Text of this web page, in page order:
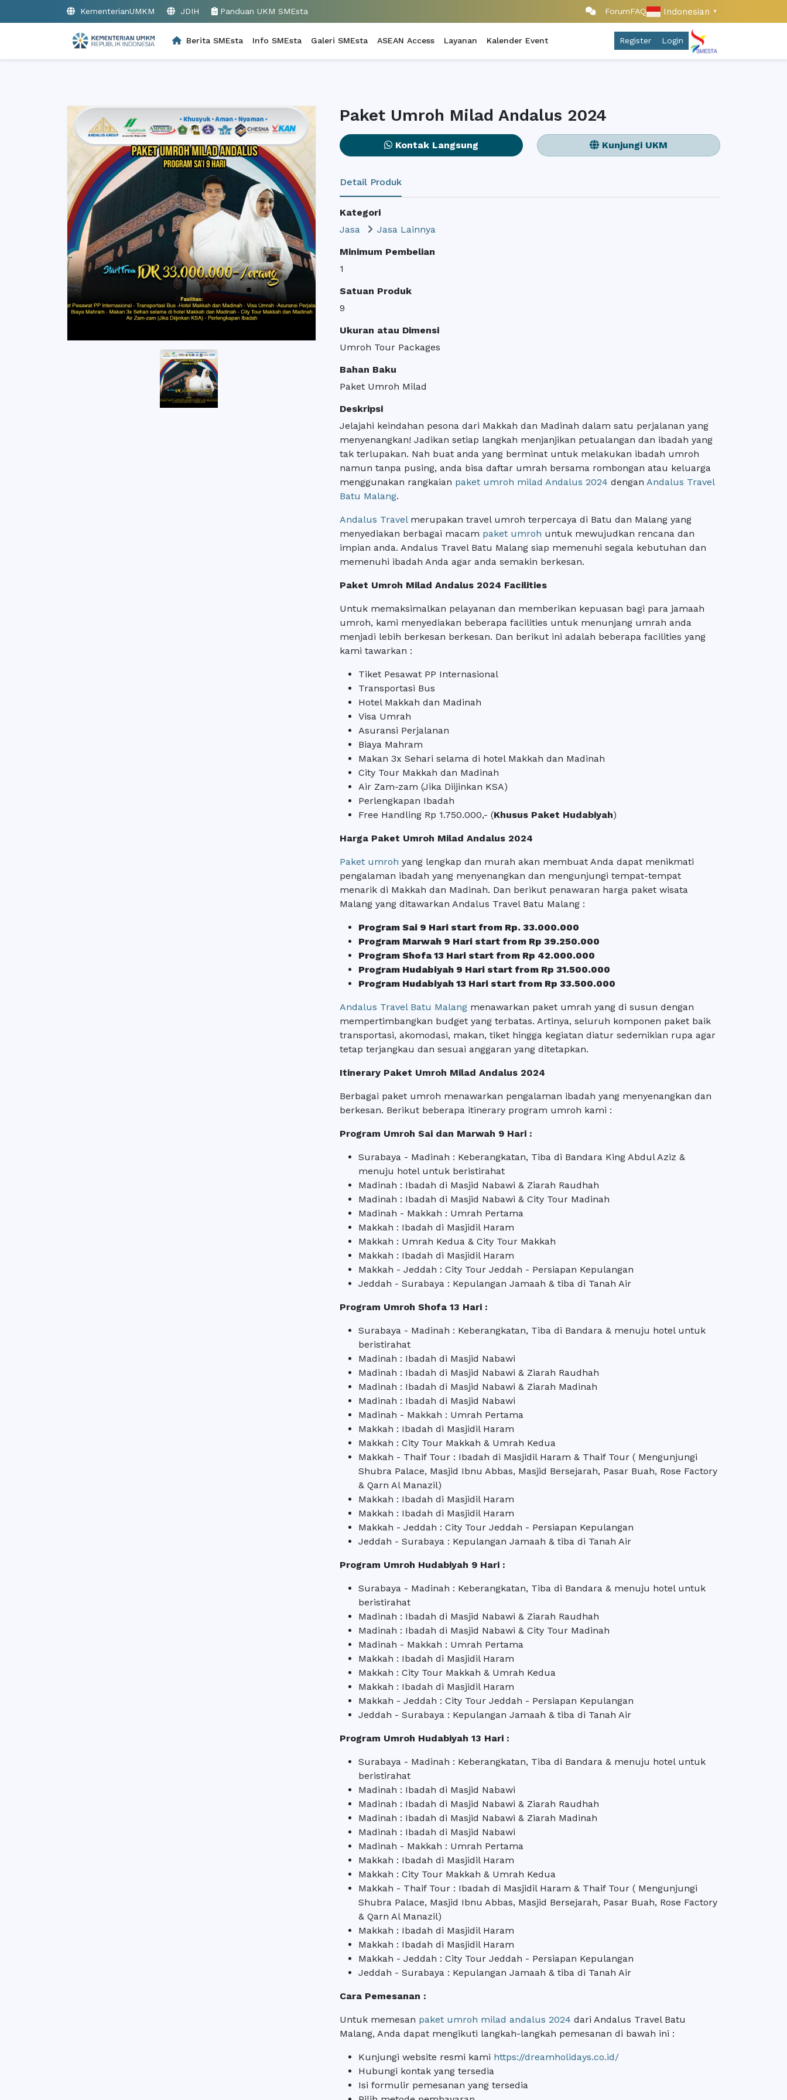
KementerianUMKM JDIH Panduan UKM SMEsta ForumFAQ Indonesian ▼
Berita SMEsta Info SMEsta Galeri SMEsta ASEAN Access Layanan Kalender Event Register Login
Paket Umroh Milad Andalus 2024
Kontak Langsung Kunjungi UKM
Detail Produk
Kategori
Jasa
Jasa Lainnya
Minimum Pembelian
1
Satuan Produk
9
Ukuran atau Dimensi
Umroh Tour Packages
Bahan Baku
Paket Umroh Milad
Deskripsi
Jelajahi keindahan pesona dari Makkah dan Madinah dalam satu perjalanan yang
menyenangkan! Jadikan setiap langkah menjanjikan petualangan dan ibadah yang
tak terlupakan. Nah buat anda yang berminat untuk melakukan ibadah umroh
namun tanpa pusing, anda bisa daftar umrah bersama rombongan atau keluarga
menggunakan rangkaian paket umroh milad Andalus 2024 dengan Andalus Travel
Batu Malang.
Andalus Travelmerupakan travel umroh terpercaya di Batu dan Malang yang
menyediakan berbagai macam paket umroh untuk mewujudkan rencana dan
impian anda. Andalus Travel Batu Malang siap memenuhi segala kebutuhan dan
memenuhi ibadah Anda agar anda semakin berkesan.
Paket Umroh Milad Andalus 2024 Facilities
Untuk memaksimalkan pelayanan dan memberikan kepuasan bagi para jamaah
umroh, kami menyediakan beberapa facilities untuk menunjang umrah anda
menjadi lebih berkesan berkesan. Dan berikut ini adalah beberapa facilities yang
kami tawarkan :
Tiket Pesawat PP Internasional
Transportasi Bus
Hotel Makkah dan Madinah
Visa Umrah
Asuransi Perjalanan
Biaya Mahram
Makan 3x Sehari selama di hotel Makkah dan Madinah
City Tour Makkah dan Madinah
Air Zam-zam (Jika Diijinkan KSA)
Perlengkapan Ibadah
Free Handling Rp 1.750.000,- (Khusus Paket Hudabiyah)
Harga Paket Umroh Milad Andalus 2024
Paket umroh yang lengkap dan murah akan membuat Anda dapat menikmati
pengalaman ibadah yang menyenangkan dan mengunjungi tempat-tempat
menarik di Makkah dan Madinah. Dan berikut penawaran harga paket wisata
Malang yang ditawarkan Andalus Travel Batu Malang :
Program Sai 9 Hari start from Rp. 33.000.000
Program Marwah 9 Hari start from Rp 39.250.000
Program Shofa 13 Hari start from Rp 42.000.000
Program Hudabiyah 9 Hari start from Rp 31.500.000
Program Hudabiyah 13 Hari start from Rp 33.500.000
Andalus Travel Batu Malang menawarkan paket umrah yang di susun dengan
mempertimbangkan budget yang terbatas. Artinya, seluruh komponen paket baik
transportasi, akomodasi, makan, tiket hingga kegiatan diatur sedemikian rupa agar
tetap terjangkau dan sesuai anggaran yang ditetapkan.
Itinerary Paket Umroh Milad Andalus 2024
Berbagai paket umroh menawarkan pengalaman ibadah yang menyenangkan dan
berkesan. Berikut beberapa itinerary program umroh kami :
Program Umroh Sai dan Marwah 9 Hari :
Surabaya - Madinah : Keberangkatan, Tiba di Bandara King Abdul Aziz &
menuju hotel untuk beristirahat
Madinah : Ibadah di Masjid Nabawi & Ziarah Raudhah
Madinah : Ibadah di Masjid Nabawi & City Tour Madinah
Madinah - Makkah : Umrah Pertama
Makkah : Ibadah di Masjidil Haram
Makkah : Umrah Kedua & City Tour Makkah
Makkah : Ibadah di Masjidil Haram
Makkah - Jeddah : City Tour Jeddah - Persiapan Kepulangan
Jeddah - Surabaya : Kepulangan Jamaah & tiba di Tanah Air
Program Umroh Shofa 13 Hari :
Surabaya - Madinah : Keberangkatan, Tiba di Bandara & menuju hotel untuk
beristirahat
Madinah : Ibadah di Masjid Nabawi
Madinah : Ibadah di Masjid Nabawi & Ziarah Raudhah
Madinah : Ibadah di Masjid Nabawi & Ziarah Madinah
Madinah : Ibadah di Masjid Nabawi
Madinah - Makkah : Umrah Pertama
Makkah : Ibadah di Masjidil Haram
Makkah : City Tour Makkah & Umrah Kedua
Makkah - Thaif Tour : Ibadah di Masjidil Haram & Thaif Tour ( Mengunjungi
Shubra Palace, Masjid Ibnu Abbas, Masjid Bersejarah, Pasar Buah, Rose Factory
& Qarn Al Manazil)
Makkah : Ibadah di Masjidil Haram
Makkah : Ibadah di Masjidil Haram
Makkah - Jeddah : City Tour Jeddah - Persiapan Kepulangan
Jeddah - Surabaya : Kepulangan Jamaah & tiba di Tanah Air
Program Umroh Hudabiyah 9 Hari :
Surabaya - Madinah : Keberangkatan, Tiba di Bandara & menuju hotel untuk
beristirahat
Madinah : Ibadah di Masjid Nabawi & Ziarah Raudhah
Madinah : Ibadah di Masjid Nabawi & City Tour Madinah
Madinah - Makkah : Umrah Pertama
Makkah : Ibadah di Masjidil Haram
Makkah : City Tour Makkah & Umrah Kedua
Makkah : Ibadah di Masjidil Haram
Makkah - Jeddah : City Tour Jeddah - Persiapan Kepulangan
Jeddah - Surabaya : Kepulangan Jamaah & tiba di Tanah Air
Program Umroh Hudabiyah 13 Hari :
Surabaya - Madinah : Keberangkatan, Tiba di Bandara & menuju hotel untuk
beristirahat
Madinah : Ibadah di Masjid Nabawi
Madinah : Ibadah di Masjid Nabawi & Ziarah Raudhah
Madinah : Ibadah di Masjid Nabawi & Ziarah Madinah
Madinah : Ibadah di Masjid Nabawi
Madinah - Makkah : Umrah Pertama
Makkah : Ibadah di Masjidil Haram
Makkah : City Tour Makkah & Umrah Kedua
Makkah - Thaif Tour : Ibadah di Masjidil Haram & Thaif Tour ( Mengunjungi
Shubra Palace, Masjid Ibnu Abbas, Masjid Bersejarah, Pasar Buah, Rose Factory
& Qarn Al Manazil)
Makkah : Ibadah di Masjidil Haram
Makkah : Ibadah di Masjidil Haram
Makkah - Jeddah : City Tour Jeddah - Persiapan Kepulangan
Jeddah - Surabaya : Kepulangan Jamaah & tiba di Tanah Air
Cara Pemesanan :
Untuk memesan paket umroh milad andalus 2024 dari Andalus Travel Batu
Malang, Anda dapat mengikuti langkah-langkah pemesanan di bawah ini :
Kunjungi website resmi kami https://dreamholidays.co.id/
Hubungi kontak yang tersedia
Isi formulir pemesanan yang tersedia